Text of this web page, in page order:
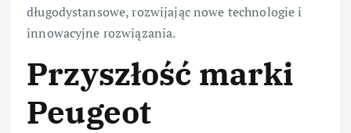
długodystansowe, rozwijając nowe technologie i
innowacyjne rozwiązania.
Przyszłość marki
Peugeot